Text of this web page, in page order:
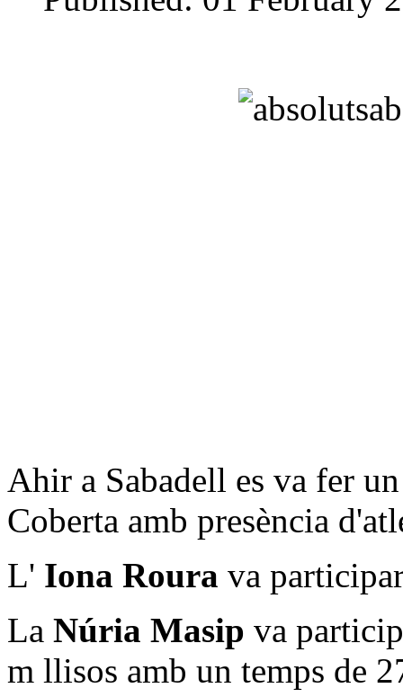
Ahir a Sabadell es va fer
Coberta amb presència
L' Iona Roura va
La Núria Masip va
m llisos amb un temps de